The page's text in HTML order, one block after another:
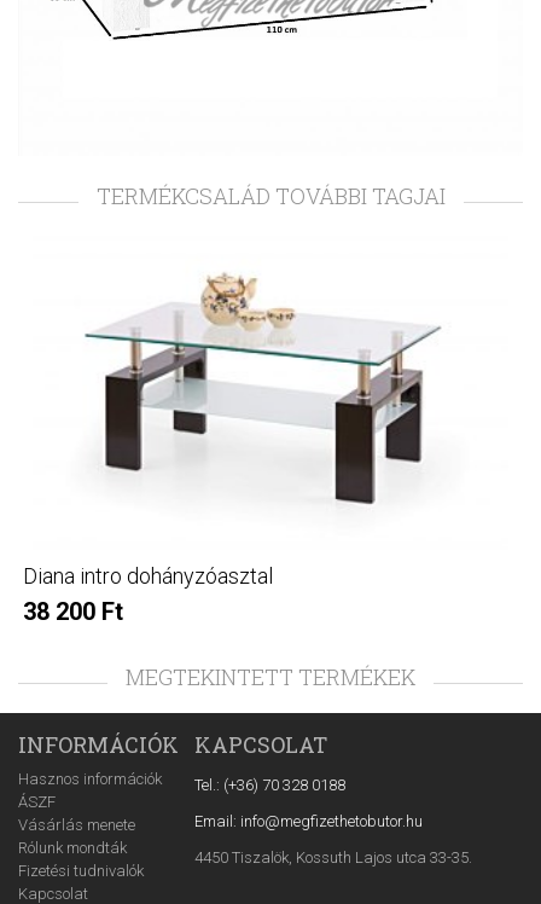
TERMÉKCSALÁD TOVÁBBI TAGJAI
Diana intro dohányzóasztal
38 200 Ft
MEGTEKINTETT TERMÉKEK
INFORMÁCIÓK
Hasznos információk
ÁSZF
Vásárlás menete
Rólunk mondták
Fizetési tudnivalók
Kapcsolat
KAPCSOLAT
Tel.: (+36) 70 328 0188
Email: info@megfizethetobutor.hu
4450 Tiszalök, Kossuth Lajos utca 33-35.